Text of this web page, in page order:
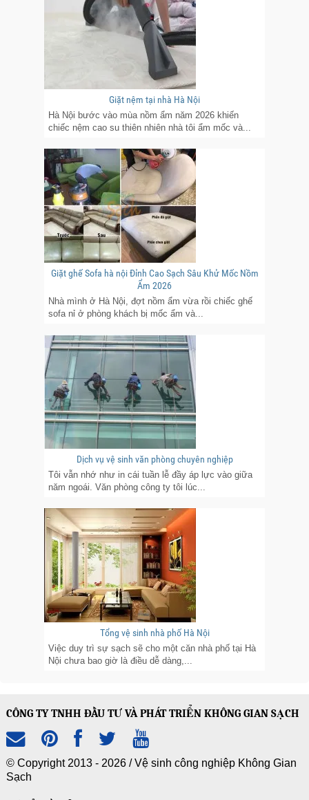
Giặt nệm tại nhà Hà Nội
Hà Nội bước vào mùa nồm ẩm năm 2026 khiến
chiếc nệm cao su thiên nhiên nhà tôi ẩm mốc và...
Giặt ghế Sofa hà nội Đỉnh Cao Sạch Sâu Khử Mốc Nồm
Ẩm 2026
Nhà mình ở Hà Nội, đợt nồm ẩm vừa rồi chiếc ghế
sofa nỉ ở phòng khách bị mốc ẩm và...
Dịch vụ vệ sinh văn phòng chuyên nghiệp
Tôi vẫn nhớ như in cái tuần lễ đầy áp lực vào giữa
năm ngoái. Văn phòng công ty tôi lúc...
Tổng vệ sinh nhà phố Hà Nội
Việc duy trì sự sạch sẽ cho một căn nhà phố tại Hà
Nội chưa bao giờ là điều dễ dàng,...
CÔNG TY TNHH ĐẦU TƯ VÀ PHÁT TRIỂN KHÔNG GIAN SẠCH
© Copyright 2013 - 2026 /Vệ sinh công nghiệp Không Gian
Sạch